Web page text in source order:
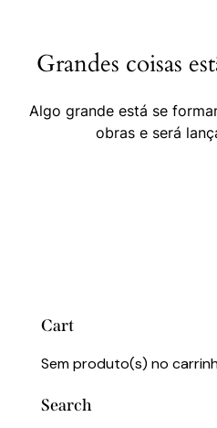
Grandes coisas
Algo grande está se
obras e será
Cart
Sem produto(s) no
Search